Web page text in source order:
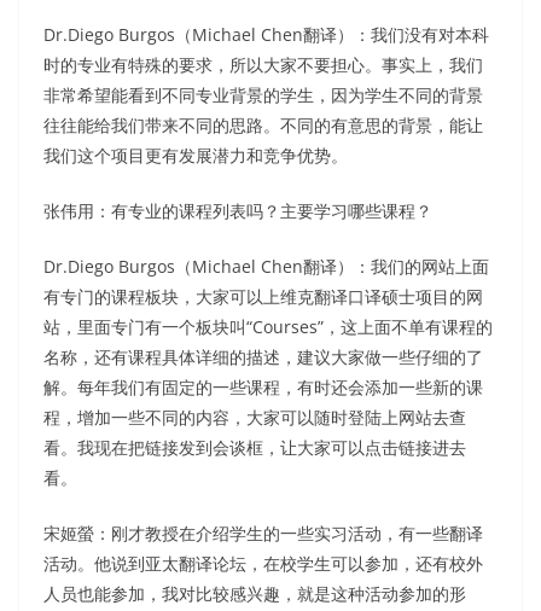
Dr.Diego Burgos（Michael Chen翻译）：我们没有对本科
时的专业有特殊的要求，所以大家不要担心。事实上，我们
非常希望能看到不同专业背景的学生，因为学生不同的背景
往往能给我们带来不同的思路。不同的有意思的背景，能让
我们这个项目更有发展潜力和竞争优势。
张伟用：有专业的课程列表吗？主要学习哪些课程？
Dr.Diego Burgos（Michael Chen翻译）：我们的网站上面
有专门的课程板块，大家可以上维克翻译口译硕士项目的网
站，里面专门有一个板块叫“Courses”，这上面不单有课程的
名称，还有课程具体详细的描述，建议大家做一些仔细的了
解。每年我们有固定的一些课程，有时还会添加一些新的课
程，增加一些不同的内容，大家可以随时登陆上网站去查
看。我现在把链接发到会谈框，让大家可以点击链接进去
看。
宋姬螢：刚才教授在介绍学生的一些实习活动，有一些翻译
活动。他说到亚太翻译论坛，在校学生可以参加，还有校外
人员也能参加，我对比较感兴趣，就是这种活动参加的形